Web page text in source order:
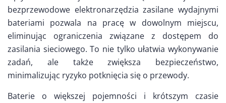
bezprzewodowe elektronarzędzia zasilane wydajnymi
bateriami pozwala na pracę w dowolnym miejscu,
eliminując ograniczenia związane z dostępem do
zasilania sieciowego. To nie tylko ułatwia wykonywanie
zadań, ale także zwiększa bezpieczeństwo,
minimalizując ryzyko potknięcia się o przewody.
Baterie o większej pojemności i krótszym czasie